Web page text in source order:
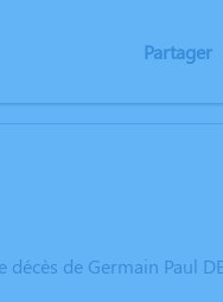
Partager
de Germain Paul